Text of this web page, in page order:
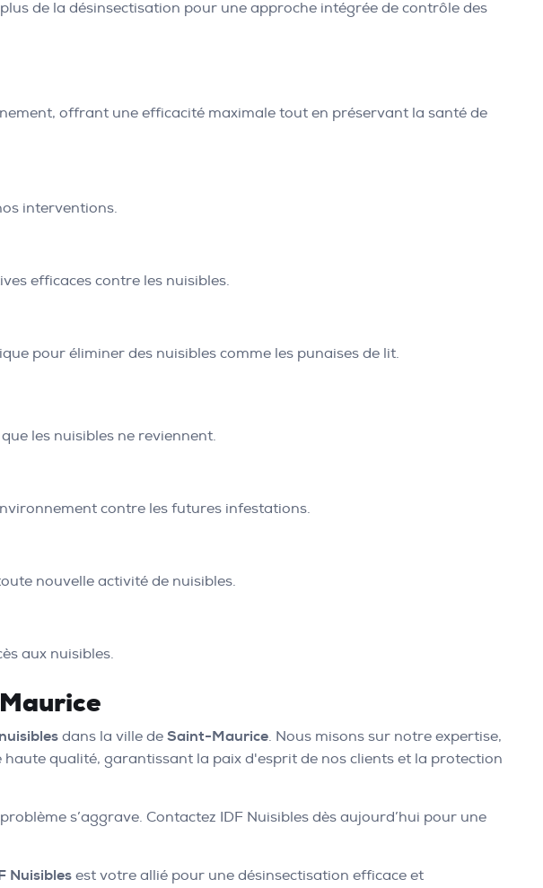
de la désinsectisation pour une approche intégrée de contrôle des
offrant une efficacité maximale tout en préservant la santé de
interventions.
efficaces contre les nuisibles.
pour éliminer des nuisibles comme les punaises de lit.
les nuisibles ne reviennent.
contre les futures infestations.
nouvelle activité de nuisibles.
aux nuisibles.
dans la ville de Saint-Maurice. Nous misons sur notre expertise,
haute qualité, garantissant la paix d'esprit de nos clients et la protection
s’aggrave. Contactez IDF Nuisibles dès aujourd’hui pour une
Nuisibles est votre allié pour une désinsectisation efficace et